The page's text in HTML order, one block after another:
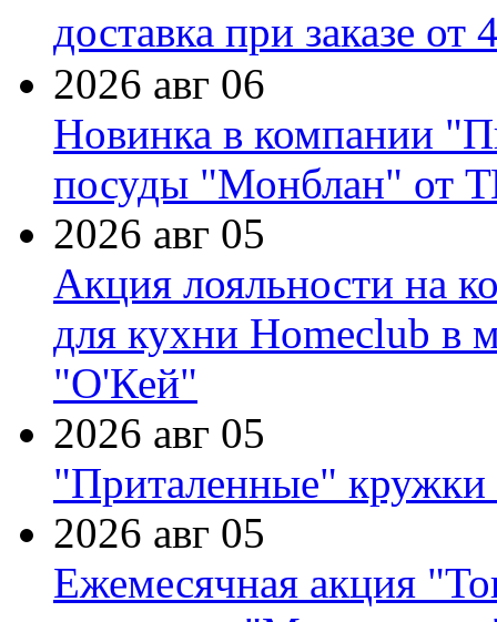
доставка при заказе от
2026 авг 06
Новинка в компании
посуды "Монблан" от
2026 авг 05
Акция лояльности на
для кухни Homeclub в
"О'Кей"
2026 авг 05
"Приталенные" кружки
2026 авг 05
Ежемесячная акция